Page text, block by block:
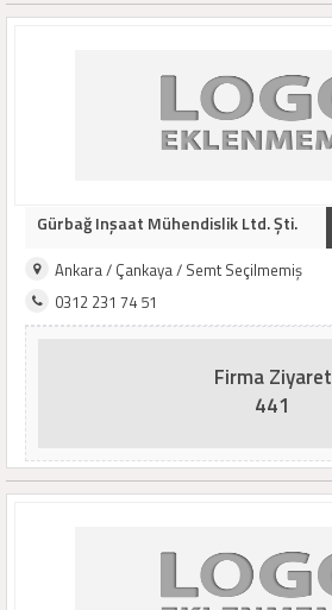
Gürbağ Inşaat Mühendislik Ltd. Şti.
Ankara / Çankaya / Semt Seçilmemiş
0312 231 74 51
Firma Ziyaret
441